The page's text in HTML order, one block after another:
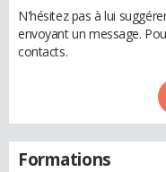
N'hésitez pas à lui
envoyant un message.
contacts.
Formations